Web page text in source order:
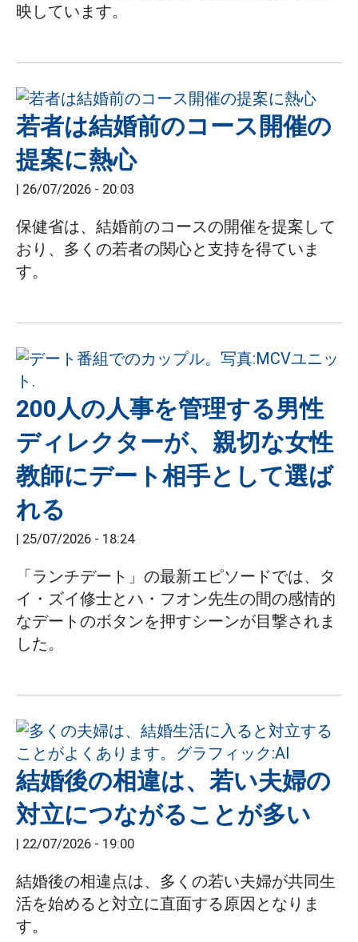
映しています。
若者は結婚前のコース開催の
提案に熱心
| 26/07/2026 - 20:03
保健省は、結婚前のコースの開催を提案して
おり、多くの若者の関心と支持を得ていま
す。
200人の人事を管理する男性
ディレクターが、親切な女性
教師にデート相手として選ば
れる
| 25/07/2026 - 18:24
「ランチデート」の最新エピソードでは、タ
イ・ズイ修士とハ・フオン先生の間の感情的
なデートのボタンを押すシーンが目撃されま
した。
結婚後の相違は、若い夫婦の
対立につながることが多い
| 22/07/2026 - 19:00
結婚後の相違点は、多くの若い夫婦が共同生
活を始めると対立に直面する原因となりま
す。